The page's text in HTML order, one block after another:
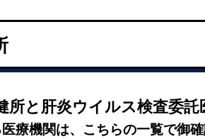
所と肝炎ウイルス検査委託
療機関は、こちらの一覧で御確